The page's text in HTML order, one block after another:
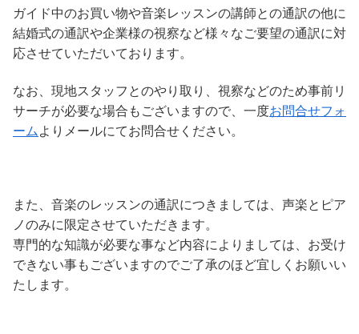
ガイド中のお買い物や音楽レッスンの講師との通訳の他に
結婚式の通訳や企業様の視察など様々なご要望の通訳に対
応させていただいております。
なお、現地スタッフとのやり取り、視察などのため事前リ
サーチが必要な場合もございますので、一度お問合せフォ
ーム よりメールにてお問合せください。
また、音楽のレッスンの通訳につきましては、声楽とピア
ノのみに限定させていただきます。
専門的な知識が必要な事など内容によりましては、お受け
できない事もございますのでご了承のほど宜しくお願いい
たします。